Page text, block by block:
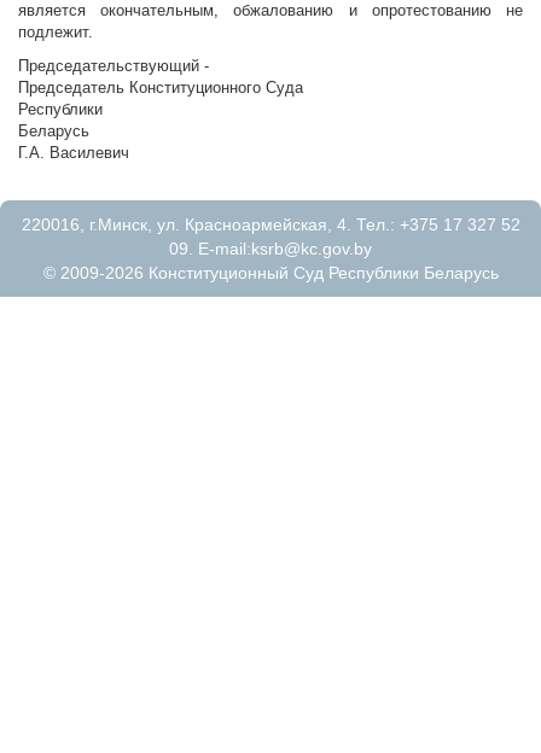
является окончательным, обжалованию и опротестованию не
подлежит.
Председательствующий -
Председатель Конституционного Суда
Республики
Г.А. Василевич
220016, г.Минск, ул. Красноармейская, 4. Тел.: +375 17 327 52
09. E-mail:ksrb@kc.gov.by
© 2009-2026 Конституционный Суд Республики Беларусь